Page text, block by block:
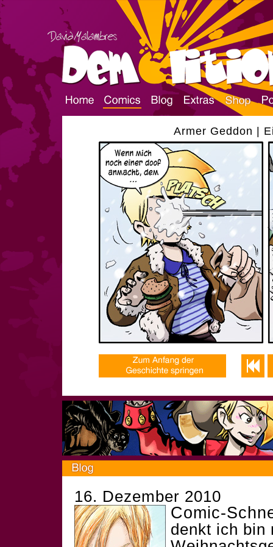
Armer Geddon |
16. Dezember 2010
Comic-
denkt ich bin